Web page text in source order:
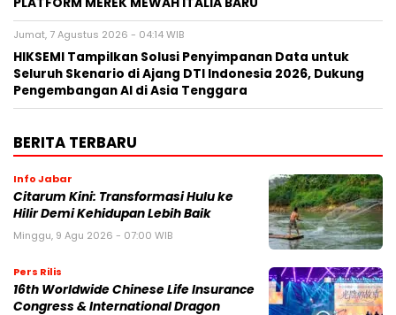
Jumat, 7 Agustus 2026 - 04:14 WIB
HIKSEMI Tampilkan Solusi Penyimpanan Data untuk
Seluruh Skenario di Ajang DTI Indonesia 2026, Dukung
Pengembangan AI di Asia Tenggara
BERITA TERBARU
Info Jabar
Citarum Kini: Transformasi Hulu ke
Hilir Demi Kehidupan Lebih Baik
Minggu, 9 Agu 2026 - 07:00 WIB
Pers Rilis
16th Worldwide Chinese Life Insurance
Congress & International Dragon